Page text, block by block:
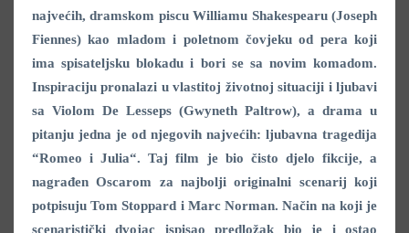
najvećih, dramskom piscu Williamu Shakespearu (Joseph
Fiennes) kao mladom i poletnom čovjeku od pera koji
ima spisateljsku blokadu i bori se sa novim komadom.
Inspiraciju pronalazi u vlastitoj životnoj situaciji i ljubavi
sa Violom De Lesseps (Gwyneth Paltrow), a drama u
pitanju jedna je od njegovih najvećih: ljubavna tragedija
“Romeo i Julia“. Taj film je bio čisto djelo fikcije, a
nagrađen Oscarom za najbolji originalni scenarij koji
potpisuju Tom Stoppard i Marc Norman. Način na koji je
scenaristički dvojac ispisao predložak bio je i ostao